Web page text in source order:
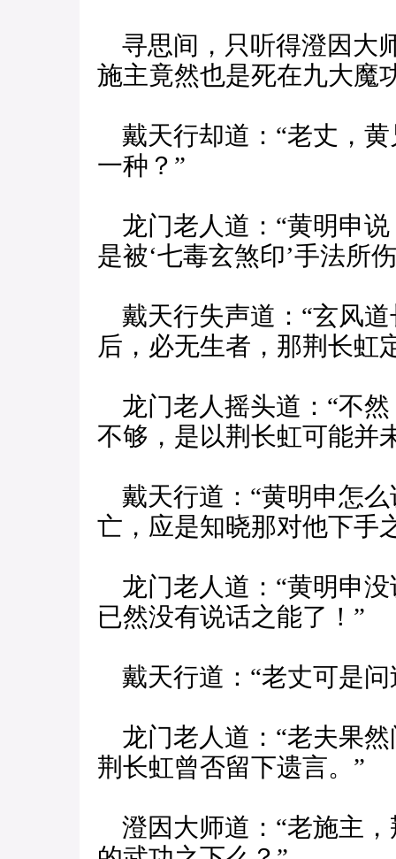
寻思间，只听得澄因大
施主竟然也是死在九大
戴天行却道：“老丈，
一种？”
龙门老人道：“黄明申
是被‘七毒玄煞印’手法所
戴天行失声道：“玄风
后，必无生者，那荆长虹
龙门老人摇头道：“不
不够，是以荆长虹可能并
戴天行道：“黄明申怎
亡，应是知晓那对他下手
龙门老人道：“黄明申
已然没有说话之能了！”
戴天行道：“老丈可是问
龙门老人道：“老夫果
荆长虹曾否留下遗言。”
澄因大师道：“老施主